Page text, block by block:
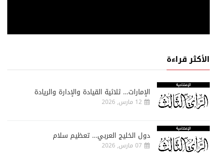
الأكثر قراءة
الإمارات… ثلاثية القيادة والإدارة والريادة
12 مارس, 2026
دول الخليج العربي… تعظيم سلام
07 مارس, 2026